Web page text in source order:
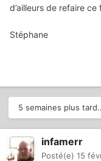
d’ailleurs de refaire
Stéphane
5 semaines plus
infamerr
Posté(e) 15